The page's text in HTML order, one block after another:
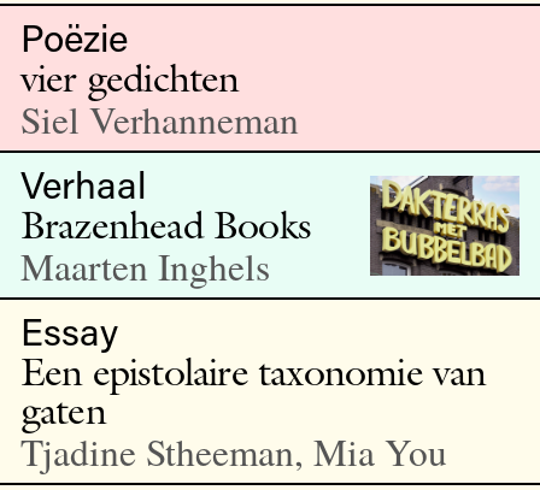
Poëzie
vier gedichten
Siel Verhanneman
Verhaal
Brazenhead Books
Maarten Inghels
Essay
Een epistolaire taxonomie van
gaten
Tjadine Stheeman, Mia You